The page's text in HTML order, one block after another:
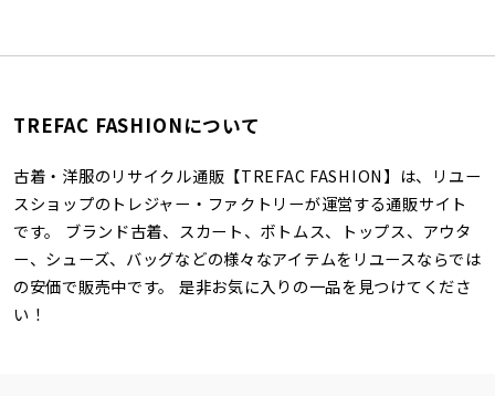
TREFAC FASHIONについて
古着・洋服のリサイクル通販【TREFAC FASHION】は、リユー
スショップのトレジャー・ファクトリーが運営する通販サイト
です。 ブランド古着、スカート、ボトムス、トップス、アウタ
ー、シューズ、バッグなどの様々なアイテムをリユースならでは
の安価で販売中です。 是非お気に入りの一品を見つけてくださ
い！